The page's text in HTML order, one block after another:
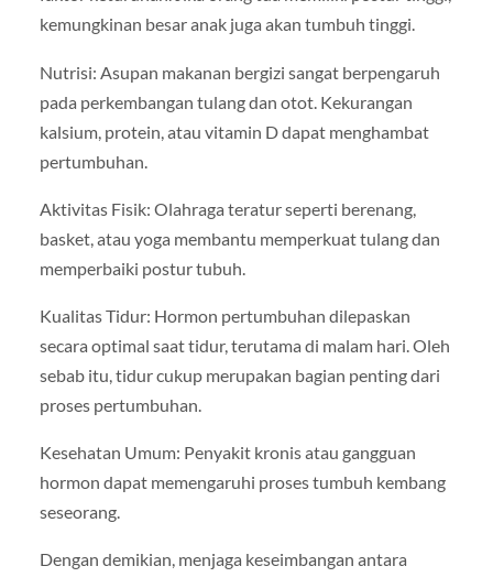
kemungkinan besar anak juga akan tumbuh tinggi.
Nutrisi: Asupan makanan bergizi sangat berpengaruh
pada perkembangan tulang dan otot. Kekurangan
kalsium, protein, atau vitamin D dapat menghambat
pertumbuhan.
Aktivitas Fisik: Olahraga teratur seperti berenang,
basket, atau yoga membantu memperkuat tulang dan
memperbaiki postur tubuh.
Kualitas Tidur: Hormon pertumbuhan dilepaskan
secara optimal saat tidur, terutama di malam hari. Oleh
sebab itu, tidur cukup merupakan bagian penting dari
proses pertumbuhan.
Kesehatan Umum: Penyakit kronis atau gangguan
hormon dapat memengaruhi proses tumbuh kembang
seseorang.
Dengan demikian, menjaga keseimbangan antara